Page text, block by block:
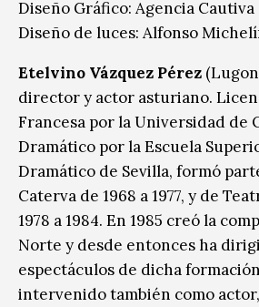
Diseño Gráfico: Agencia Cautiva
Diseño de luces: Alfonso
Etelvino Vázquez Pérez
director y actor asturiano.
Francesa por la Universidad de
Dramático por la Escuela
Dramático de Sevilla, formó
Caterva de 1968 a 1977, y de
1978 a 1984. En 1985 creó la
Norte y desde entonces ha
espectáculos de dicha
intervenido también como